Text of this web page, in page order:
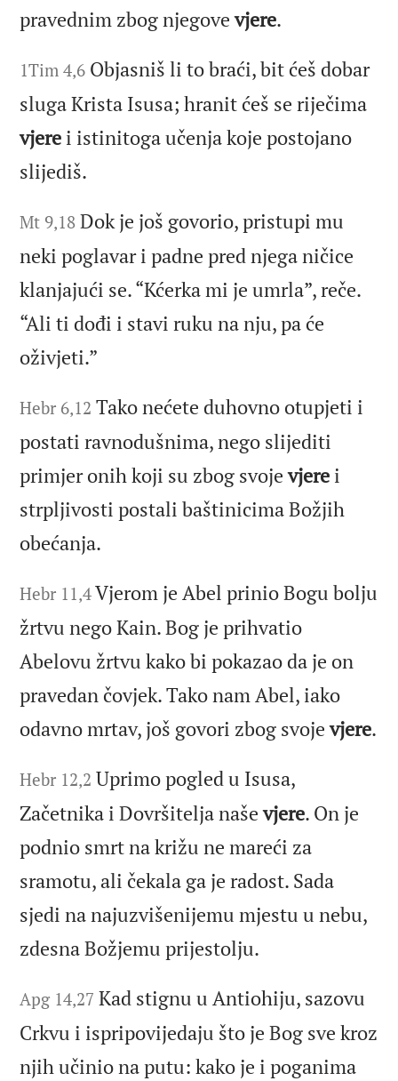
pravednim zbog njegovevjere.
1Tim 4,6 Objasniš li to braći, bit ćeš dobar
sluga Krista Isusa; hranit ćeš se riječima
vjere i istinitoga učenja koje postojano
slijediš.
Mt 9,18 Dok je još govorio, pristupi mu
neki poglavar i padne pred njega ničice
klanjajući se. “Kćerka mi je umrla”, reče.
“Ali ti dođi i stavi ruku na nju, pa će
oživjeti.”
Hebr 6,12 Tako nećete duhovno otupjeti i
postati ravnodušnima, nego slijediti
primjer onih koji su zbog svojevjere i
strpljivosti postali baštinicima Božjih
obećanja.
Hebr 11,4Vjerom je Abel prinio Bogu bolju
žrtvu nego Kain. Bog je prihvatio
Abelovu žrtvu kako bi pokazao da je on
pravedan čovjek. Tako nam Abel, iako
odavno mrtav, još govori zbog svojevjere.
Hebr 12,2 Uprimo pogled u Isusa,
Začetnika i Dovršitelja naševjere. On je
podnio smrt na križu ne mareći za
sramotu, ali čekala ga je radost. Sada
sjedi na najuzvišenijemu mjestu u nebu,
zdesna Božjemu prijestolju.
Apg 14,27 Kad stignu u Antiohiju, sazovu
Crkvu i ispripovijedaju što je Bog sve kroz
njih učinio na putu: kako je i poganima